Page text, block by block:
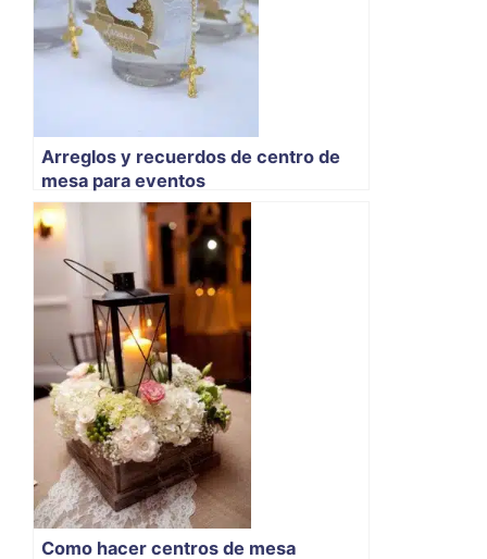
Arreglos y recuerdos de centro de
mesa para eventos
Como hacer centros de mesa